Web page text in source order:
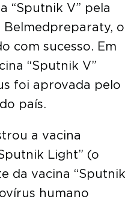
“Sputnik V” pela
Belmedpreparaty, o
com sucesso. Em
“Sputnik V”
foi aprovada pelo
país.
a vacina
Light” (o
da vacina “Sputnik
humano